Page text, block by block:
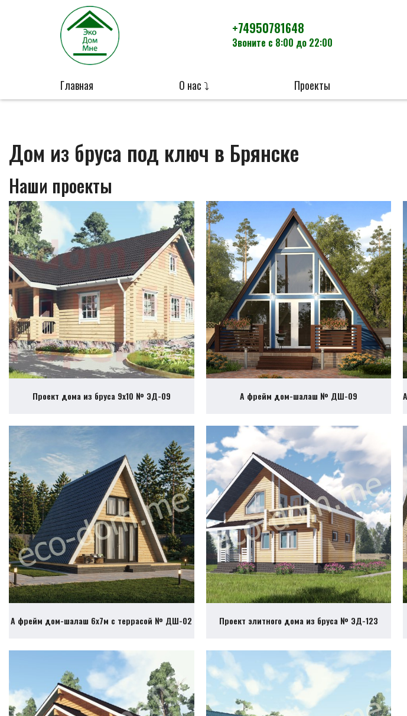
+74950781648
Звоните с 8:00 до 22:00
Главная О нас ⤵ Проекты
Дом из бруса под ключ в Брянске
Наши проекты
Проект дома из бруса 9х10 № ЭД-09 А фрейм дом-шалаш № ДШ-09
А фрейм дом-шалаш 6х7м с террасой № ДШ-02 Проект элитного дома из бруса № ЭД-123